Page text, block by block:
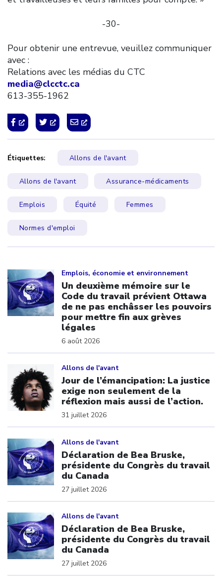
-30-
Pour obtenir une entrevue, veuillez communiquer
avec :
Relations avec les médias du CTC
media@clcctc.ca
613-355-1962
Étiquettes: Allons de l'avant
Allons de l'avant Assurance-médicaments
Emplois Équité Femmes
Normes d'emploi
Emplois, économie et environnement
Un deuxième mémoire sur le
Code du travail prévient Ottawa
de ne pas enchâsser les pouvoirs
pour mettre fin aux grèves
légales
6 août 2026
Allons de l'avant
Jour de l’émancipation: La justice
exige non seulement de la
réflexion mais aussi de l’action.
31 juillet 2026
Allons de l'avant
Déclaration de Bea Bruske,
présidente du Congrès du travail
du Canada
27 juillet 2026
Allons de l'avant
Déclaration de Bea Bruske,
présidente du Congrès du travail
du Canada
27 juillet 2026